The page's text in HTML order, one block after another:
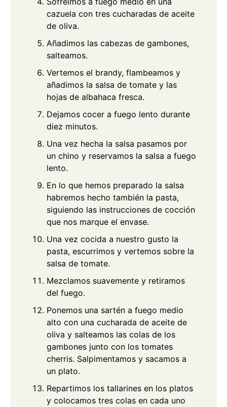
cazuela con tres cucharadas de aceite
de oliva.
Añadimos las cabezas de gambones,
salteamos.
Vertemos el brandy, flambeamos y
añadimos la salsa de tomate y las
hojas de albahaca fresca.
Dejamos cocer a fuego lento durante
diez minutos.
Una vez hecha la salsa pasamos por
un chino y reservamos la salsa a fuego
lento.
En lo que hemos preparado la salsa
habremos hecho también la pasta,
siguiendo las instrucciones de cocción
que nos marque el envase.
Una vez cocida a nuestro gusto la
pasta, escurrimos y vertemos sobre la
salsa de tomate.
Mezclamos suavemente y retiramos
del fuego.
Ponemos una sartén a fuego medio
alto con una cucharada de aceite de
oliva y salteamos las colas de los
gambones junto con los tomates
cherris. Salpimentamos y sacamos a
un plato.
Repartimos los tallarines en los platos
y colocamos tres colas en cada uno